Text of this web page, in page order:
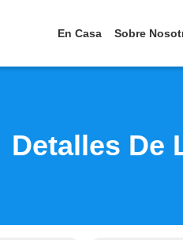
En Casa Sobre
Detalles De